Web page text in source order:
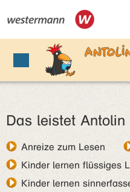
Das leistet Antolin
Anreize zum Lesen
Kinder lernen flüssiges
Kinder lernen